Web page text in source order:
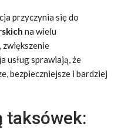
przyczynia się do
na wielu
zwiększenie
usług sprawiają, że
bezpieczniejsze i bardziej
taksówek: